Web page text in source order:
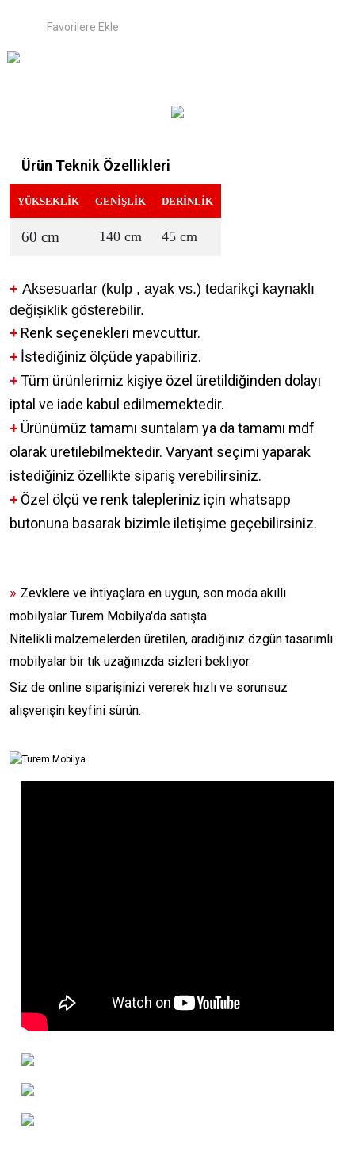
Ürün Teknik Özellikleri
YÜKSEKLİK GENİŞLİK DERİNLİK
60 cm 140 cm 45 cm
+ Aksesuarlar (kulp , ayak vs.) tedarikçi kaynaklı
değişiklik gösterebilir.
+ Renk seçenekleri mevcuttur.
+ İstediğiniz ölçüde yapabiliriz.
+Tüm ürünlerimiz kişiye özel üretildiğinden dolayı
iptal ve iade kabul edilmemektedir.
+ Ürünümüz tamamı suntalam ya da tamamı mdf
olarak üretilebilmektedir. Varyant seçimi yaparak
istediğiniz özellikte sipariş verebilirsiniz.
+ Özel ölçü ve renk talepleriniz için whatsapp
butonuna basarak bizimle iletişime geçebilirsiniz.
» Zevklere ve ihtiyaçlara en uygun, son moda akıllı
mobilyalar Turem Mobilya'da satışta.
Nitelikli malzemelerden üretilen, aradığınız özgün tasarımlı
mobilyalar bir tık uzağınızda sizleri bekliyor.
Siz de online siparişinizi vererek hızlı ve sorunsuz
alışverişin keyfini sürün.